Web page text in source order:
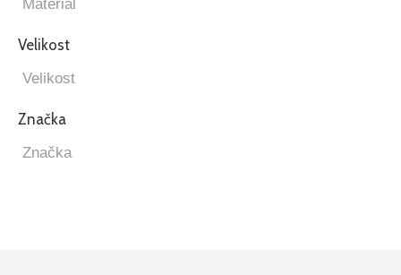
Velikost
Značka